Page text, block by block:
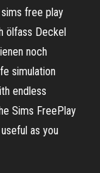
free play
ölfass Deckel
noch
simulation
endless
Sims FreePlay
as you